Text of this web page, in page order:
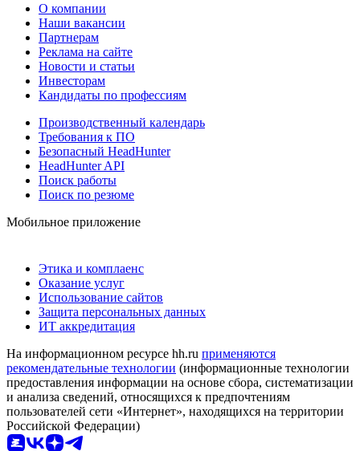
О компании
Наши вакансии
Партнерам
Реклама на сайте
Новости и статьи
Инвесторам
Кандидаты по профессиям
Производственный календарь
Требования к ПО
Безопасный HeadHunter
HeadHunter API
Поиск работы
Поиск по резюме
Мобильное приложение
Этика и комплаенс
Оказание услуг
Использование сайтов
Защита персональных данных
ИТ аккредитация
На информационном ресурсе hh.ru применяются
рекомендательные технологии (информационные технологии
предоставления информации на основе сбора, систематизации
и анализа сведений, относящихся к предпочтениям
пользователей сети «Интернет», находящихся на территории
Российской Федерации)